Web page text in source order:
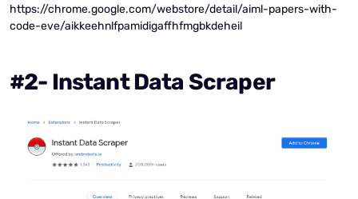
https://chrome.google.com/webstore/detail/aiml-papers-with-
code-eve/aikkeehnlfpamidigaffhfmgbkdeheil
#2- Instant Data Scraper